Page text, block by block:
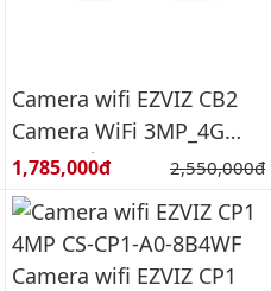
Camera wifi EZVIZ CB2
Camera WiFi 3MP_4G
(màu trắng)
Giá bán:
1,785,000đ Giá gốc:
2,550,000đ
Camera wifi EZVIZ CP1